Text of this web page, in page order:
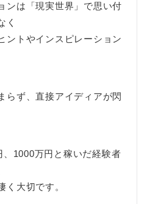
ンは「現実世界」で思い付
く
ントやインスピレーション
らず、直接アイディアが閃
1000万円と稼いだ経験者
く大切です。